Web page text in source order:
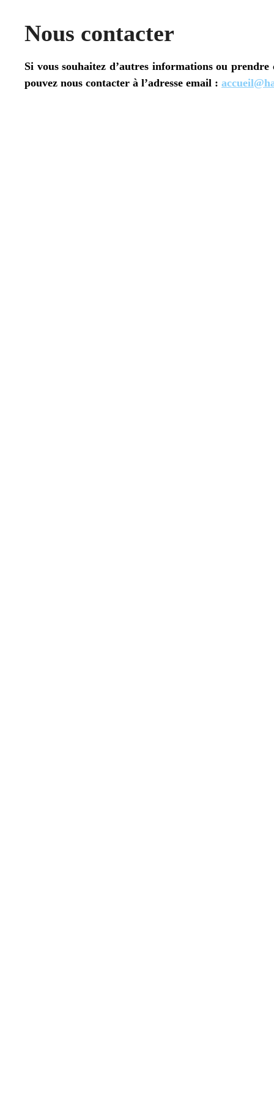
Nous contacter
Si vous souhaitez d’autres informations ou
pouvez nous contacter à l’adresse email :